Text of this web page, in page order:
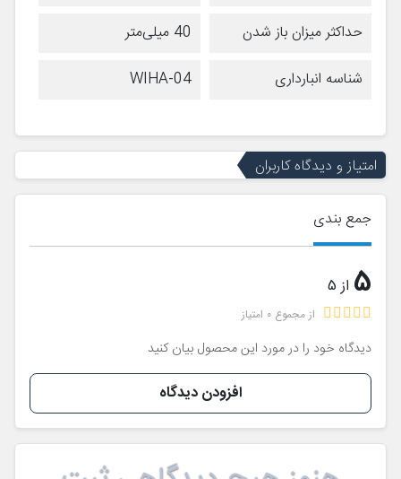
حداکثر میزان باز شدن
40 میلی‌متر
شناسه انبارداری
WIHA-04
امتیاز و دیدگاه کاربران
جمع بندی
5 از 5
از مجموع 0 امتیاز
دیدگاه خود را در مورد این محصول بیان کنید
افزودن دیدگاه